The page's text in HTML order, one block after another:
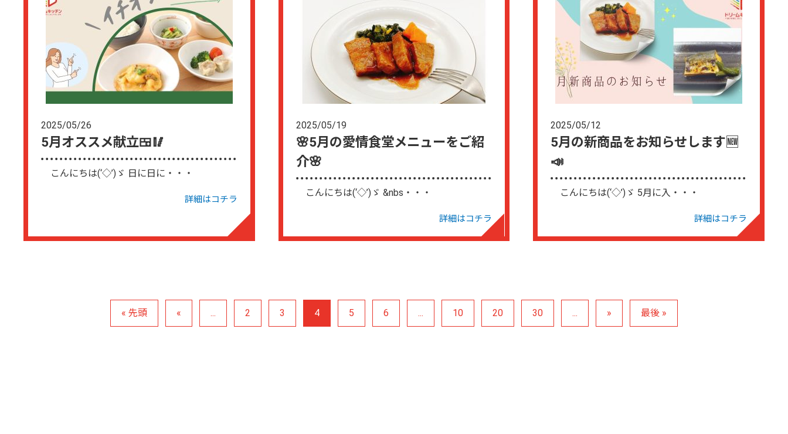
2025/05/26
5月オススメ献立🍱🥢
こんにちは(‘◇’)ゞ 日に日に・・・
詳細はコチラ
2025/05/19
🌸5月の愛情食堂メニューをご紹
介🌸
こんにちは(‘◇’)ゞ &nbs・・・
詳細はコチラ
2025/05/12
5月の新商品をお知らせします🆕
📣
こんにちは(‘◇’)ゞ 5月に入・・・
詳細はコチラ
« 先頭 « ... 2 3 4 5 6 ... 10 20 30 ... » 最後 »